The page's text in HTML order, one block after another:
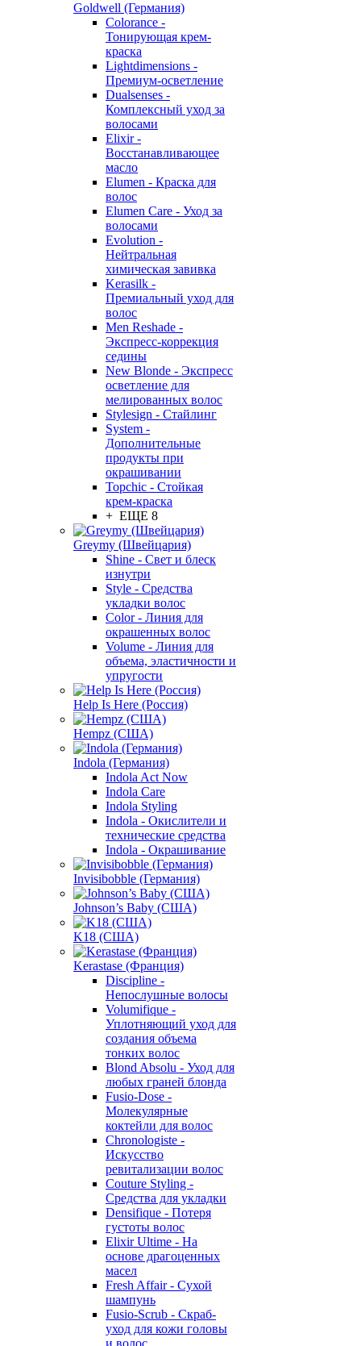
Goldwell (Германия)
Colorance -
Тонирующая крем-
краска
Lightdimensions -
Премиум-осветление
Dualsenses -
Комплексный уход за
волосами
Elixir -
Восстанавливающее
масло
Elumen - Краска для
волос
Elumen Care - Уход за
волосами
Evolution -
Нейтральная
химическая завивка
Kerasilk -
Премиальный уход для
волос
Men Reshade -
Экспресс-коррекция
седины
New Blonde - Экспресс
осветление для
мелированных волос
Stylesign - Стайлинг
System -
Дополнительные
продукты при
окрашивании
Topchic - Стойкая
крем-краска
+ ЕЩЕ 8
Greymy (Швейцария)
Shine - Свет и блеск
изнутри
Style - Средства
укладки волос
Color - Линия для
окрашенных волос
Volume - Линия для
объема, эластичности и
упругости
Help Is Here (Россия)
Hempz (США)
Indola (Германия)
Indola Act Now
Indola Care
Indola Styling
Indola - Окислители и
технические средства
Indola - Окрашивание
Invisibobble (Германия)
Johnson’s Baby (США)
K18 (США)
Kerastase (Франция)
Discipline -
Непослушные волосы
Volumifique -
Уплотняющий уход для
создания объема
тонких волос
Blond Absolu - Уход для
любых граней блонда
Fusio-Dose -
Молекулярные
коктейли для волос
Chronologiste -
Искусство
ревитализации волос
Couture Styling -
Средства для укладки
Densifique - Потеря
густоты волос
Elixir Ultime - На
основе драгоценных
масел
Fresh Affair - Сухой
шампунь
Fusio-Scrub - Скраб-
уход для кожи головы
и волос